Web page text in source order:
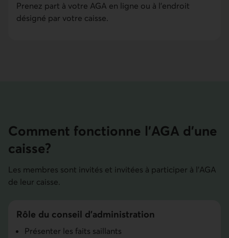
Prenez part à votre AGA en ligne ou à l’endroit
désigné par votre caisse.
Comment fonctionne l’AGA d’une
caisse?
Les membres sont invités et invitées à participer à l’AGA
de leur caisse.
Rôle du conseil d’administra­tion
Présenter les faits saillants